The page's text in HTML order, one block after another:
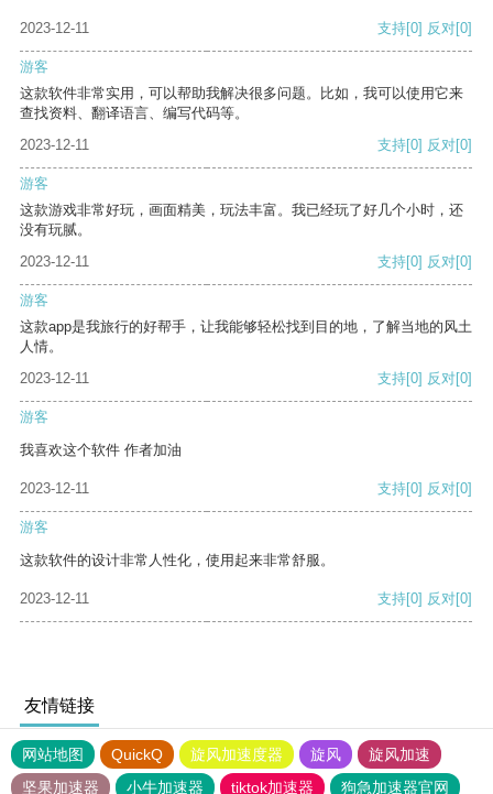
2023-12-11 支持[0] 反对[0]
游客
这款软件非常实用，可以帮助我解决很多问题。比如，我可以使用它来
查找资料、翻译语言、编写代码等。
2023-12-11
支持[0] 反对[0]
游客
这款游戏非常好玩，画面精美，玩法丰富。我已经玩了好几个小时，还
没有玩腻。
2023-12-11
支持[0] 反对[0]
游客
这款app是我旅行的好帮手，让我能够轻松找到目的地，了解当地的风土
人情。
2023-12-11
支持[0] 反对[0]
游客
我喜欢这个软件 作者加油
2023-12-11 支持[0] 反对[0]
游客
这款软件的设计非常人性化，使用起来非常舒服。
2023-12-11 支持[0] 反对[0]
友情链接
网站地图 QuickQ 旋风加速度器 旋风
旋风加速
坚果加速器
小牛加速器 tiktok加速器 狗急加速器官网